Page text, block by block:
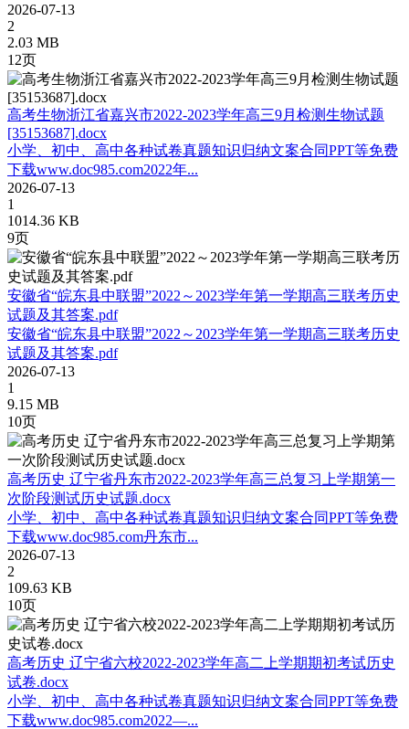
2026-07-13
2
2.03 MB
12页
高考生物浙江省嘉兴市2022-2023学年高三9月检测生物试题
[35153687].docx
小学、初中、高中各种试卷真题知识归纳文案合同PPT等免费
下载www.doc985.com2022年...
2026-07-13
1
1014.36 KB
9页
安徽省“皖东县中联盟”2022～2023学年第一学期高三联考历史
试题及其答案.pdf
安徽省“皖东县中联盟”2022～2023学年第一学期高三联考历史
试题及其答案.pdf
2026-07-13
1
9.15 MB
10页
高考历史 辽宁省丹东市2022-2023学年高三总复习上学期第一
次阶段测试历史试题.docx
小学、初中、高中各种试卷真题知识归纳文案合同PPT等免费
下载www.doc985.com丹东市...
2026-07-13
2
109.63 KB
10页
高考历史 辽宁省六校2022-2023学年高二上学期期初考试历史
试卷.docx
小学、初中、高中各种试卷真题知识归纳文案合同PPT等免费
下载www.doc985.com2022—...